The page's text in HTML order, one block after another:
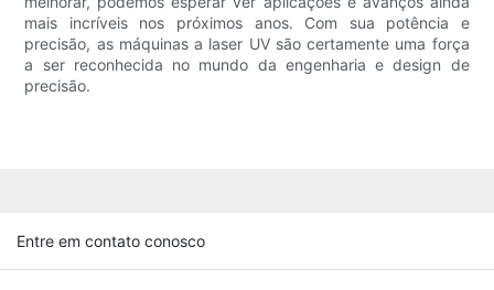
mais incríveis nos próximos anos. Com sua potência e
precisão, as máquinas a laser UV são certamente uma força
a ser reconhecida no mundo da engenharia e design de
precisão.
Entre em contato conosco